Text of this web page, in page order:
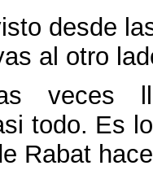
desde
al otro
veces
todo. Es
Rabat